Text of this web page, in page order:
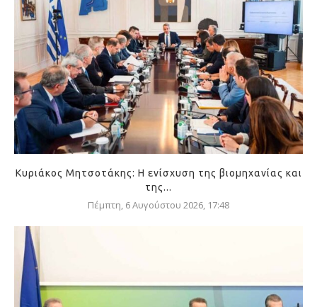
Κυριάκος Μητσοτάκης: Η ενίσχυση της βιομηχανίας και
της...
Πέμπτη, 6 Αυγούστου 2026, 17:48